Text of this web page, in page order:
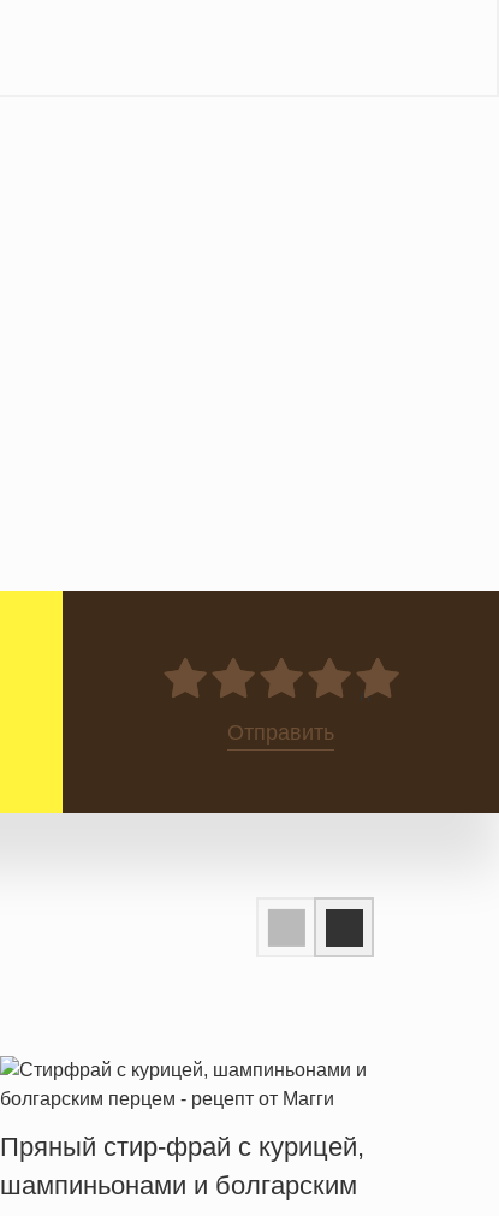
0
Отправить
Пряный стир-фрай с курицей,
шампиньонами и болгарским